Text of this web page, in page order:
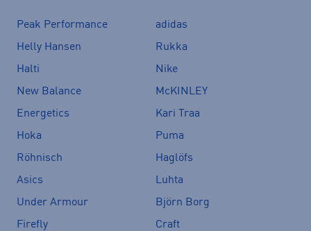
Peak Performance
adidas
Helly Hansen
Rukka
Halti
Nike
New Balance
McKINLEY
Energetics
Kari Traa
Hoka
Puma
Röhnisch
Haglöfs
Asics
Luhta
Under Armour
Björn Borg
Firefly
Craft